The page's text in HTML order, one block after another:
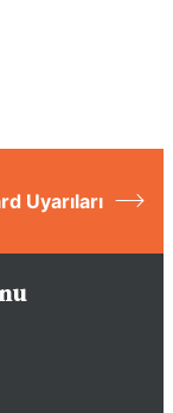
Uyarıları